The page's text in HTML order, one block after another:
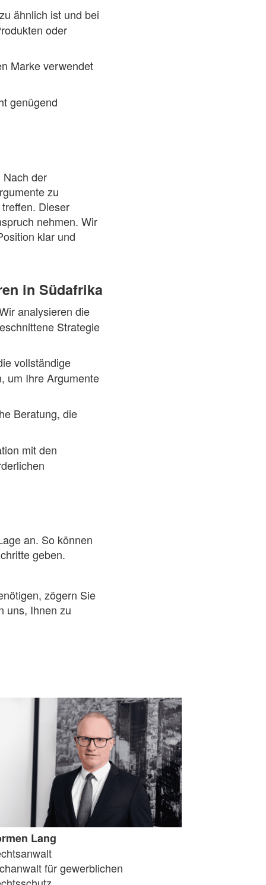
ähnlich ist und bei
oder
Marke verwendet
genügend
Nach der
zu
Dieser
nehmen. Wir
klar und
in Südafrika
analysieren die
Strategie
vollständige
um Ihre Argumente
Beratung, die
mit den
an. So können
geben.
zögern Sie
uns, Ihnen zu
Lang
für gewerblichen